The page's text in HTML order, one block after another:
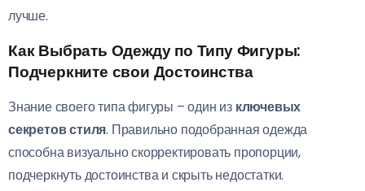
лучше.
Как Выбрать Одежду по Типу Фигуры:
Подчеркните свои Достоинства
Знание своего типа фигуры – один из ключевых
секретов стиля. Правильно подобранная одежда
способна визуально скорректировать пропорции,
подчеркнуть достоинства и скрыть недостатки.